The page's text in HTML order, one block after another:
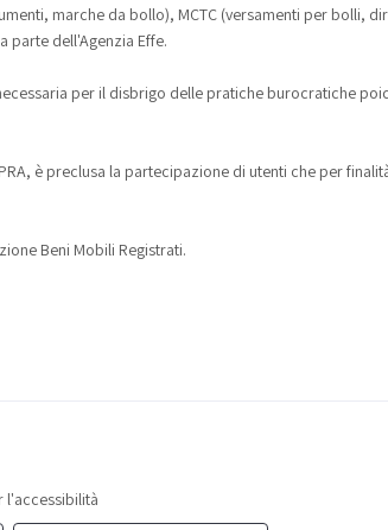
marche da bollo), MCTC (versamenti per bolli,
parte dell'Agenzia Effe.
per il disbrigo delle pratiche burocratiche
è preclusa la partecipazione di utenti che per
Beni Mobili Registrati.
l'accessibilità